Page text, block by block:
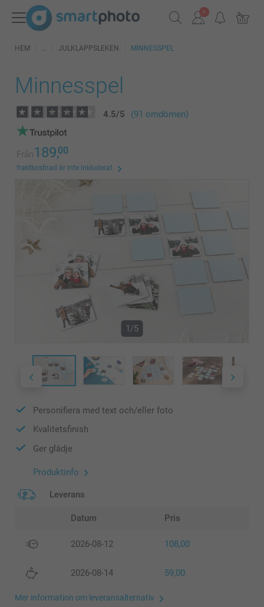
HEM JULKLAPPSLEKEN MINNESSPEL
Minnesspel
4.5/5 (91 omdömen)
Från189,00
fraktkostnad är inte inkluderat
1/5
Personifiera med text och/eller foto
Kvalitetsfinish
Ger glädje
Produktinfo
Leverans
Datum Pris
2026-08-12 108,00
2026-08-14 59,00
Mer information om leveransalternativ